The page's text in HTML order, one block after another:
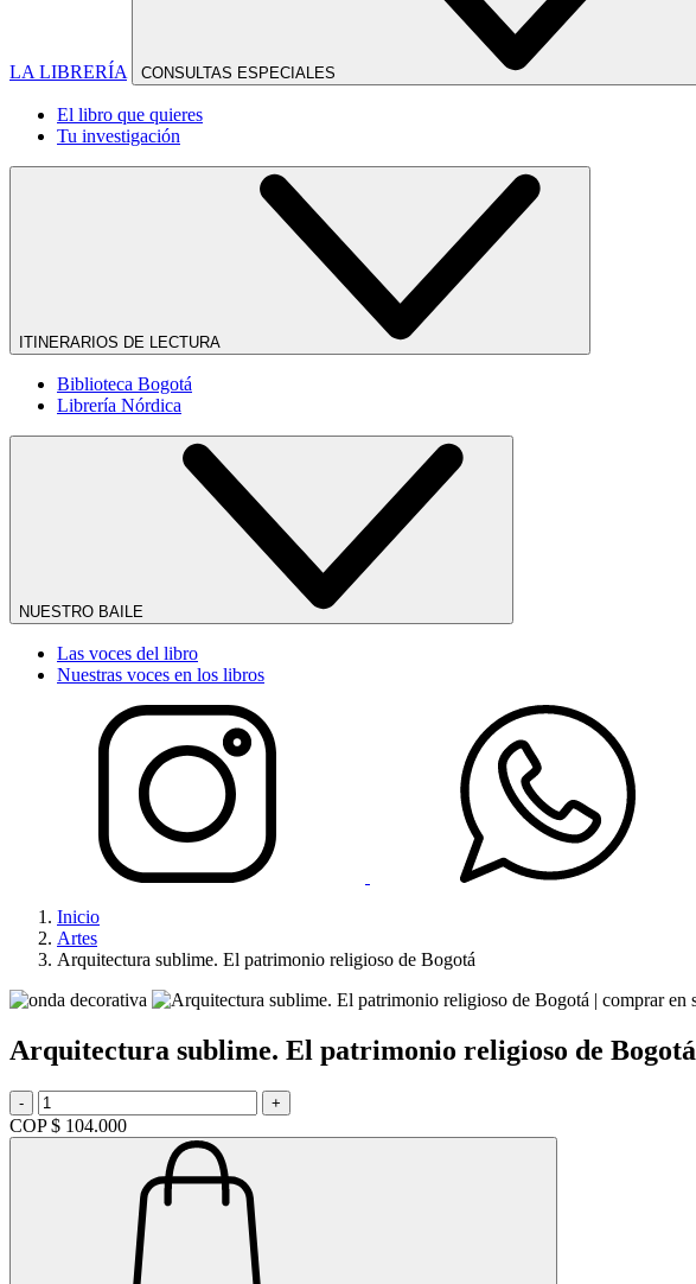
LA LIBRERÍA CONSULTAS ESPECIALES
El libro que quieres
Tu investigación
ITINERARIOS DE LECTURA
Biblioteca Bogotá
Librería Nórdica
NUESTRO BAILE
Las voces del libro
Nuestras voces en los libros
Inicio
Artes
Arquitectura sublime. El patrimonio religioso de Bogotá
Arquitectura sublime. El patrimonio religioso de Bogotá
- +
COP $ 104.000